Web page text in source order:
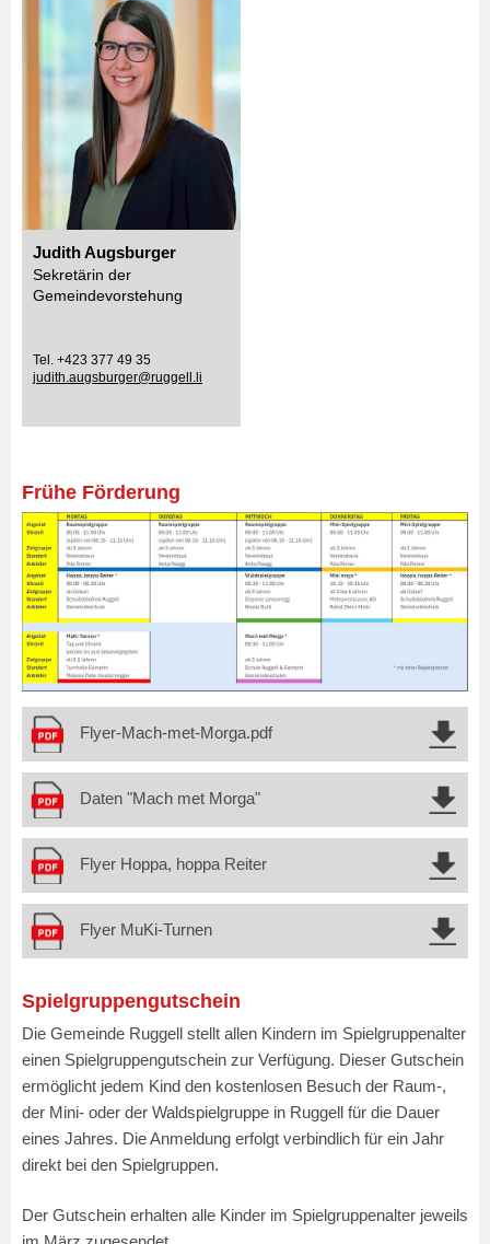
Judith Augsburger
Sekretärin der
Gemeindevorstehung
Tel. +423 377 49 35
judith.augsburger@ruggell.li
Frühe Förderung
Flyer-Mach-met-Morga.pdf
Daten "Mach met Morga"
Flyer Hoppa, hoppa Reiter
Flyer MuKi-Turnen
Spielgruppengutschein
Die Gemeinde Ruggell stellt allen Kindern im Spielgruppenalter
einen Spielgruppengutschein zur Verfügung. Dieser Gutschein
ermöglicht jedem Kind den kostenlosen Besuch der Raum-,
der Mini- oder der Waldspielgruppe in Ruggell für die Dauer
eines Jahres. Die Anmeldung erfolgt verbindlich für ein Jahr
direkt bei den Spielgruppen.
Der Gutschein erhalten alle Kinder im Spielgruppenalter jeweils